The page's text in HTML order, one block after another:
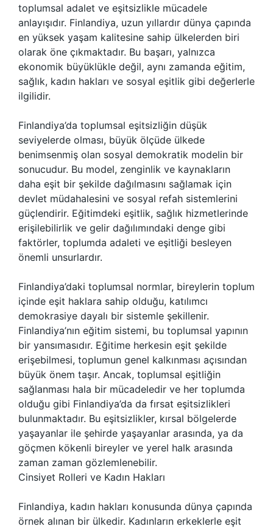
toplumsal adalet ve eşitsizlikle mücadele
anlayışıdır. Finlandiya, uzun yıllardır dünya çapında
en yüksek yaşam kalitesine sahip ülkelerden biri
olarak öne çıkmaktadır. Bu başarı, yalnızca
ekonomik büyüklükle değil, aynı zamanda eğitim,
sağlık, kadın hakları ve sosyal eşitlik gibi değerlerle
ilgilidir.
Finlandiya’da toplumsal eşitsizliğin düşük
seviyelerde olması, büyük ölçüde ülkede
benimsenmiş olan sosyal demokratik modelin bir
sonucudur. Bu model, zenginlik ve kaynakların
daha eşit bir şekilde dağılmasını sağlamak için
devlet müdahalesini ve sosyal refah sistemlerini
güçlendirir. Eğitimdeki eşitlik, sağlık hizmetlerinde
erişilebilirlik ve gelir dağılımındaki denge gibi
faktörler, toplumda adaleti ve eşitliği besleyen
önemli unsurlardır.
Finlandiya’daki toplumsal normlar, bireylerin toplum
içinde eşit haklara sahip olduğu, katılımcı
demokrasiye dayalı bir sistemle şekillenir.
Finlandiya’nın eğitim sistemi, bu toplumsal yapının
bir yansımasıdır. Eğitime herkesin eşit şekilde
erişebilmesi, toplumun genel kalkınması açısından
büyük önem taşır. Ancak, toplumsal eşitliğin
sağlanması hala bir mücadeledir ve her toplumda
olduğu gibi Finlandiya’da da fırsat eşitsizlikleri
bulunmaktadır. Bu eşitsizlikler, kırsal bölgelerde
yaşayanlar ile şehirde yaşayanlar arasında, ya da
göçmen kökenli bireyler ve yerel halk arasında
zaman zaman gözlemlenebilir.
Cinsiyet Rolleri ve Kadın Hakları
Finlandiya, kadın hakları konusunda dünya çapında
örnek alınan bir ülkedir. Kadınların erkeklerle eşit